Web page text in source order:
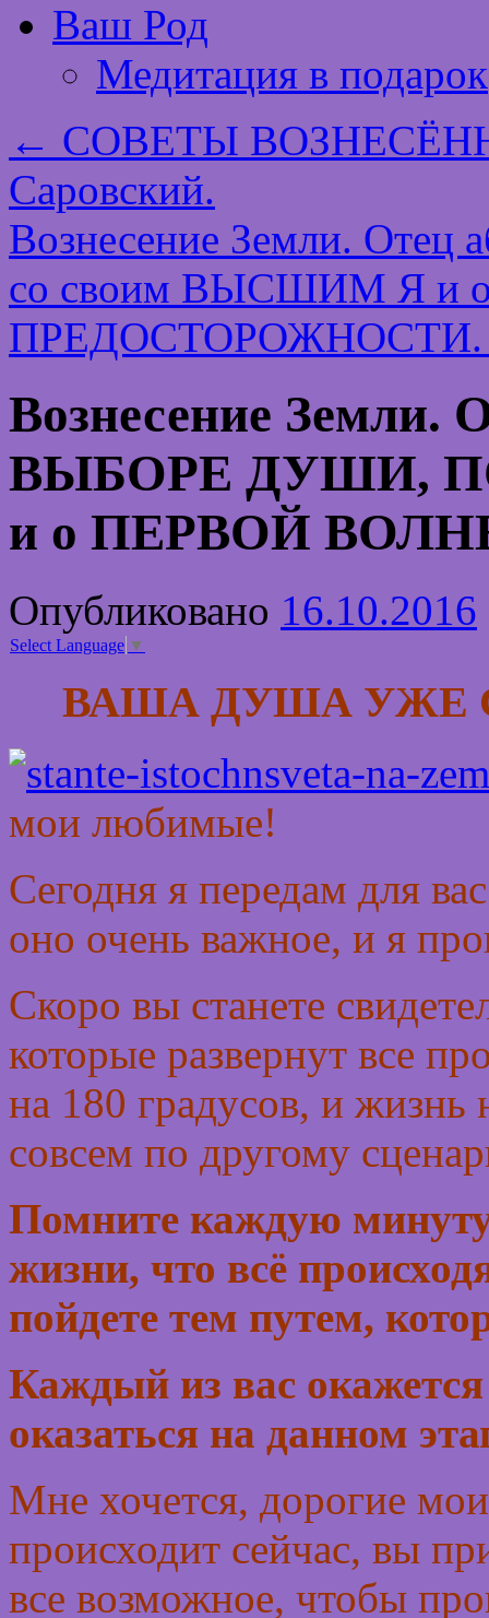
Ваш Род
Медитация в подарок
← СОВЕТЫ
Саровский.
Вознесение Земли. Отец
со своим ВЫСШИМ Я и о
ПРЕДОСТОРОЖНОСТИ.
Вознесение Земли.
ВЫБОРЕ ДУШИ,
и о ПЕРВОЙ
Опубликовано 16.10.2016
Select Language ▼
ВАША ДУША УЖЕ
мои любимые!
Сегодня я передам для
оно очень важное, и я
Скоро вы станете
которые развернут все
на 180 градусов, и
совсем по другому
Помните каждую
жизни, что всё
пойдете тем путем,
Каждый из вас
оказаться на данном
Мне хочется, дорогие
происходит сейчас, вы
все возможное, чтобы